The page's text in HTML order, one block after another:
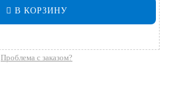
В КОРЗИНУ
Проблема с заказом?